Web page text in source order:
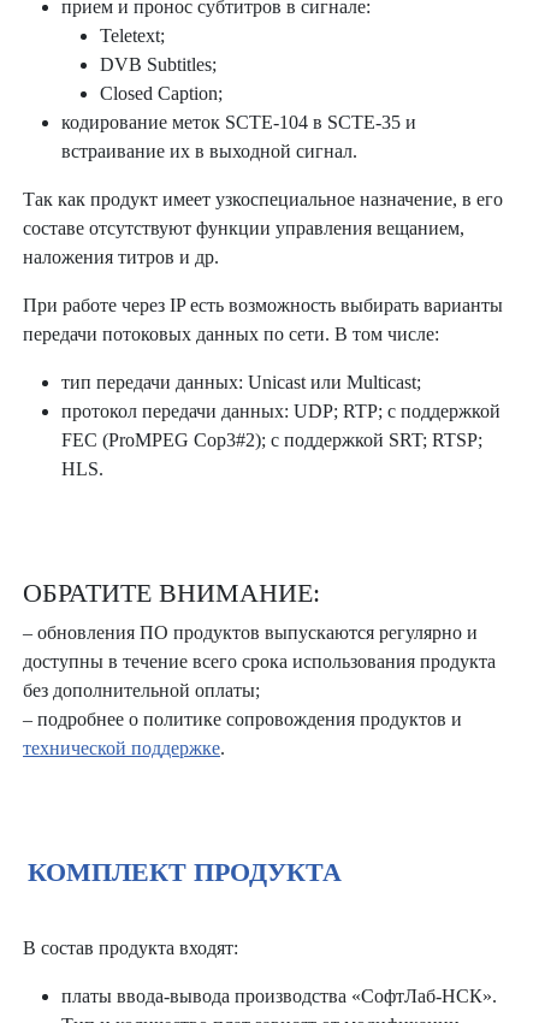
прием и пронос субтитров в сигнале:
Teletext;
DVB Subtitles;
Closed Caption;
кодирование меток SCTE-104 в SCTE-35 и
встраивание их в выходной сигнал.
Так как продукт имеет узкоспециальное назначение, в его
составе отсутствуют функции управления вещанием,
наложения титров и др.
При работе через IP есть возможность выбирать варианты
передачи потоковых данных по сети. В том числе:
тип передачи данных: Unicast или Multicast;
протокол передачи данных: UDP; RTP; с поддержкой
FEC (ProMPEG Cop3#2); с поддержкой SRT; RTSP;
HLS.
ОБРАТИТЕ ВНИМАНИЕ:
– обновления ПО продуктов выпускаются регулярно и
доступны в течение всего срока использования продукта
без дополнительной оплаты;
– подробнее о политике сопровождения продуктов и
технической поддержке.
КОМПЛЕКТ ПРОДУКТА
В состав продукта входят:
платы ввода-вывода производства «СофтЛаб-НСК».